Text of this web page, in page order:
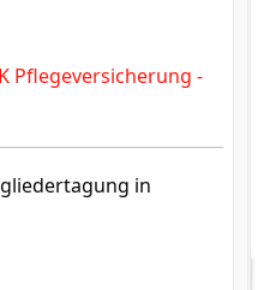
Pflegeversicherung -
in